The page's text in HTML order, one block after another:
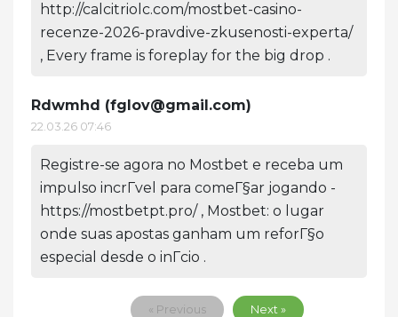
http://calcitriolc.com/mostbet-casino-
recenze-2026-pravdive-zkusenosti-experta/
, Every frame is foreplay for the big drop .
Rdwmhd (fglov@gmail.com)
22.03.26 07:46
Registre-se agora no Mostbet e receba um
impulso incrГ­vel para comeГ§ar jogando -
https://mostbetpt.pro/ , Mostbet: o lugar
onde suas apostas ganham um reforГ§o
especial desde o inГ­cio .
« Previous Next »